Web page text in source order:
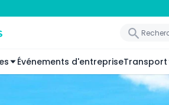
Événements d'entrepriseTransport